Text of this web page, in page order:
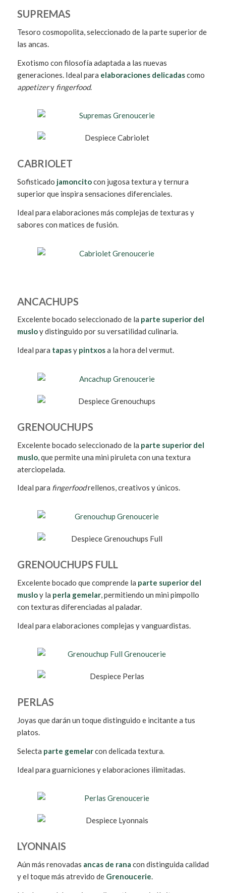
SUPREMAS
Tesoro cosmopolita, seleccionado de la parte superior de
las ancas.
Exotismo con filosofía adaptada a las nuevas
generaciones. Ideal para elaboraciones delicadascomo
appetizery fingerfood.
CABRIOLET
Sofisticado jamoncitocon jugosa textura y ternura
superior que inspira sensaciones diferenciales.
Ideal para elaboraciones más complejas de texturas y
sabores con matices de fusión.
ANCACHUPS
Excelente bocado seleccionado de la parte superior del
musloy distinguido por su versatilidad culinaria.
Ideal para tapasy pintxosa la hora del vermut.
GRENOUCHUPS
Excelente bocado seleccionado de la parte superior del
muslo, que permite una mini piruleta con una textura
aterciopelada.
Ideal para fingerfoodrellenos, creativos y únicos.
GRENOUCHUPS FULL
Excelente bocado que comprende la parte superior del
musloy la perla gemelar, permitiendo un mini pimpollo
con texturas diferenciadas al paladar.
Ideal para elaboraciones complejas y vanguardistas.
PERLAS
Joyas que darán un toque distinguido e incitante a tus
platos.
Selecta parte gemelarcon delicada textura.
Ideal para guarniciones y elaboraciones ilimitadas.
LYONNAIS
Aún más renovadas ancas de rana con distinguida calidad
y el toque más atrevido de Grenoucerie.